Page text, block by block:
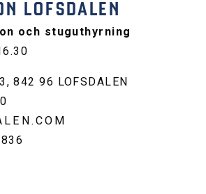
LOFSDALEN
och stuguthyrning
842 96 LOFSDALEN